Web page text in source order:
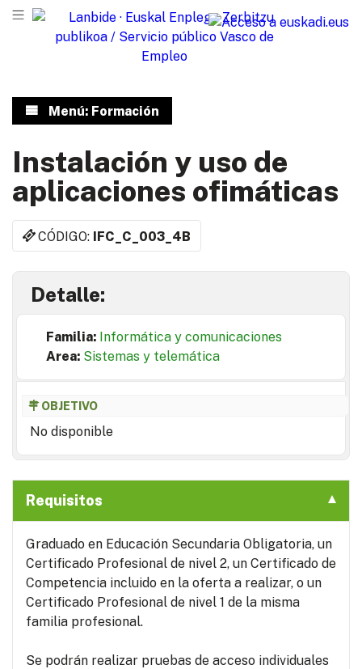
Menú: Formación
Instalación y uso de
aplicaciones ofimáticas
CÓDIGO: IFC_C_003_4B
Detalle:
Familia: Informática y comunicaciones
Area: Sistemas y telemática
OBJETIVO
No disponible
Requisitos
Graduado en Educación Secundaria Obligatoria, un
Certificado Profesional de nivel 2, un Certificado de
Competencia incluido en la oferta a realizar, o un
Certificado Profesional de nivel 1 de la misma
familia profesional.
Se podrán realizar pruebas de acceso individuales